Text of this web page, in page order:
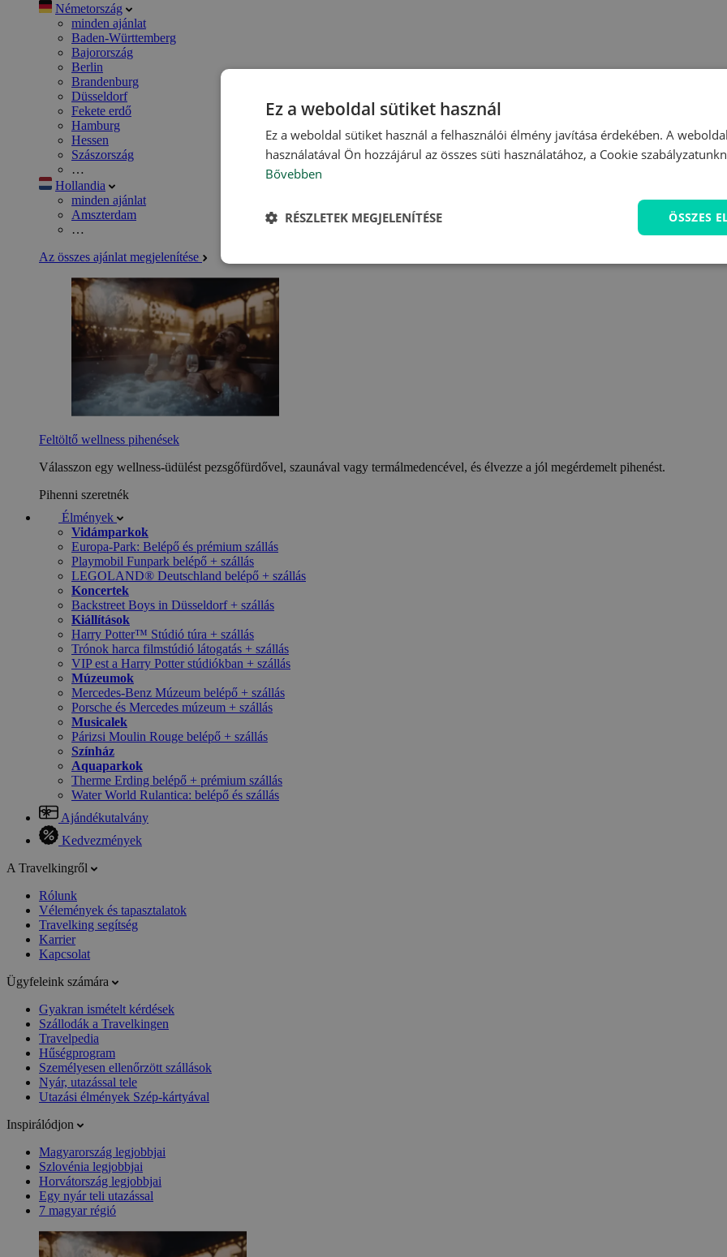
Németország
minden ajánlat
Baden-Württemberg
Bajorország
Berlin
Brandenburg
Düsseldorf
Fekete erdő
Hamburg
Hessen
Szászország
…
Hollandia
minden ajánlat
Amszterdam
…
Az összes ajánlat megjelenítése
Feltöltő wellness pihenések
Válasszon egy wellness-üdülést pezsgőfürdővel, szaunával vagy termálmedencével, és élvezze a jól megérdemelt pihenést.
Pihenni szeretnék
Élmények
Vidámparkok
Europa-Park: Belépő és prémium szállás
Playmobil Funpark belépő + szállás
LEGOLAND® Deutschland belépő + szállás
Koncertek
Backstreet Boys in Düsseldorf + szállás
Kiállítások
Harry Potter™ Stúdió túra + szállás
Trónok harca filmstúdió látogatás + szállás
VIP est a Harry Potter stúdiókban + szállás
Múzeumok
Mercedes-Benz Múzeum belépő + szállás
Porsche és Mercedes múzeum + szállás
Musicalek
Párizsi Moulin Rouge belépő + szállás
Színház
Aquaparkok
Therme Erding belépő + prémium szállás
Water World Rulantica: belépő és szállás
Ajándékutalvány
Kedvezmények
A Travelkingről
Rólunk
Vélemények és tapasztalatok
Travelking segítség
Karrier
Kapcsolat
Ügyfeleink számára
Gyakran ismételt kérdések
Szállodák a Travelkingen
Travelpedia
Hűségprogram
Személyesen ellenőrzött szállások
Nyár, utazással tele
Utazási élmények Szép-kártyával
Inspirálódjon
Magyarország legjobbjai
Szlovénia legjobbjai
Horvátország legjobbjai
Egy nyár teli utazással
7 magyar régió
Ez a weboldal sütiket használ
Ez a weboldal sütiket használ a felhasználói élmény javítása érdekében. A
használatával Ön hozzájárul az összes süti használatához, a Cookie
Bővebben
ÖSSZES
RÉSZLETEK MEGJELENÍTÉSE